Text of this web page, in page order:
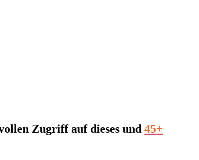
Zugriff auf dieses und 45+